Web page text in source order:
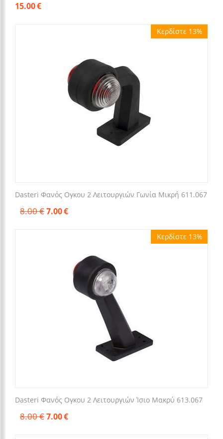
15.00€
Κερδίστε 13%
Dasteri Φανός Ογκου 2 Λειτουργιών Γωνία Μικρή 611.067
8.00€7.00€
Κερδίστε 13%
Dasteri Φανός Ογκου 2 Λειτουργιών Ίσιο Μακρύ 613.067
8.00€7.00€